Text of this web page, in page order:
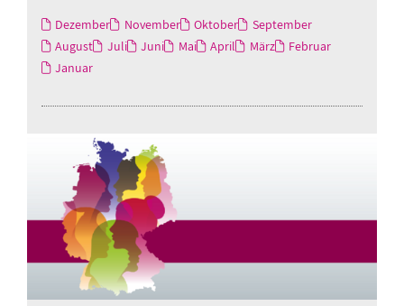
Dezember November Oktober
September
August
Juli Juni Mai April März
Februar
Januar